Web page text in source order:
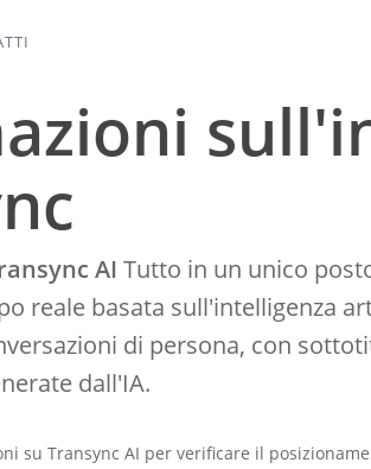
AI Tutto in un unico
reale basata sull'intelligenza
di persona, con
dall'IA.
su Transync AI per verificare il